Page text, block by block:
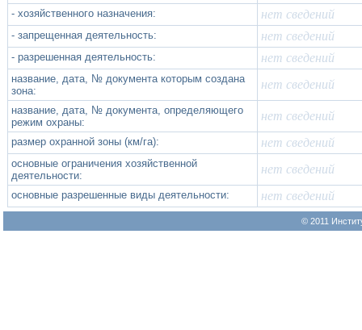
- хозяйственного назначения: нет сведений
- запрещенная деятельность: нет сведений
- разрешенная деятельность: нет сведений
название, дата, № документа которым создана
зона:
нет сведений
название, дата, № документа, определяющего
режим охраны:
нет сведений
размер охранной зоны (км/га): нет сведений
основные ограничения хозяйственной
деятельности:
нет сведений
основные разрешенные виды деятельности: нет сведений
© 2011